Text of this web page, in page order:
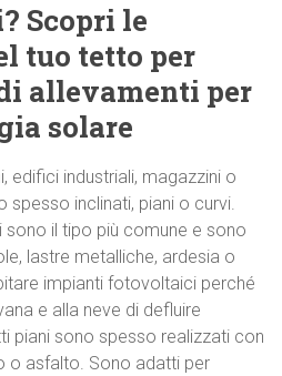
Scopri le
tuo tetto per
allevamenti per
solare
edifici industriali, magazzini o
spesso inclinati, piani o curvi.
sono il tipo più comune e sono
lastre metalliche, ardesia o
impianti fotovoltaici perché
e alla neve di defluire
piani sono spesso realizzati con
o asfalto. Sono adatti per